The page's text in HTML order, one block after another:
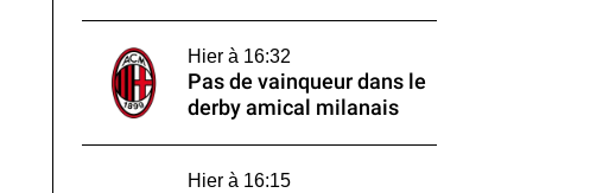
Hier à 16:32
Pas de vainqueur dans le
derby amical milanais
Hier à 16:15